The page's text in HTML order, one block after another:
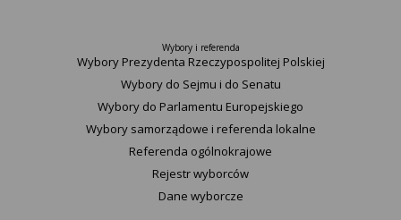
Wybory i referenda
Wybory Prezydenta Rzeczypospolitej Polskiej
Wybory do Sejmu i do Senatu
Wybory do Parlamentu Europejskiego
Wybory samorządowe i referenda lokalne
Referenda ogólnokrajowe
Rejestr wyborców
Dane wyborcze